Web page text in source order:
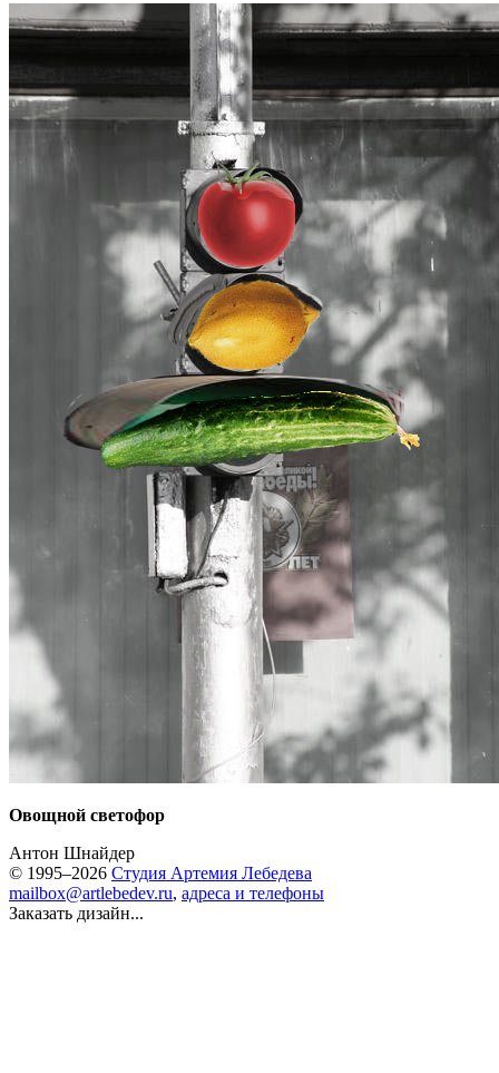
Овощной светофор
Антон Шнайдер
© 1995–2026 Студия Артемия Лебедева
mailbox@artlebedev.ru, адреса и телефоны
Заказать дизайн...